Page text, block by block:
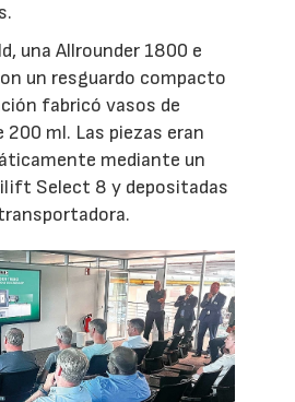
una Allrounder 1800 e
un resguardo compacto
fabricó vasos de
ml. Las piezas eran
mediante un
Select 8 y depositadas